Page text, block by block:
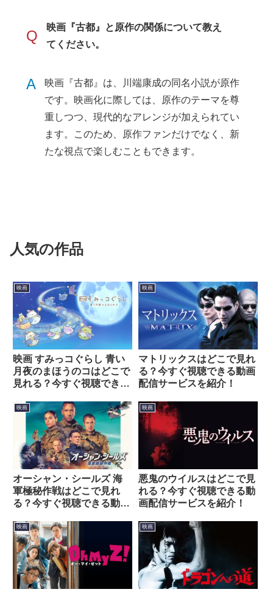
Q
映画『古都』と原作の関係について教え
てください。
A
映画『古都』は、川端康成の同名小説が原作
です。映画化に際しては、原作のテーマを尊
重しつつ、現代的なアレンジが加えられてい
ます。このため、原作ファンだけでなく、新
たな視点で楽しむこともできます。
人気の作品
映画
映画 すみっコぐらし 青い
月夜のまほうのコはどこで
見れる？今すぐ視聴できる
映画
マトリックスはどこで見れ
る？今すぐ視聴できる動画
配信サービスを紹介！
映画
オーシャン・シールズ 海
軍極秘作戦はどこで見れ
る？今すぐ視聴できる動画
映画
悪鬼のウイルスはどこで見
れる？今すぐ視聴できる動
画配信サービスを紹介！
映画 映画